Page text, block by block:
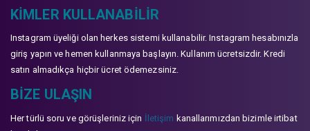
KIMLER KULLANABILIR
Instagram üyeliği olan herkes sistemi kullanabilir. Instagram hesabınızla
giriş yapın ve hemen kullanmaya başlayın. Kullanım ücretsizdir. Kredi
satın almadıkça hiçbir ücret ödemezsiniz.
BIZE ULAŞIN
Her türlü soru ve görüşleriniz için İletişim kanallarımızdan bizimle irtibat